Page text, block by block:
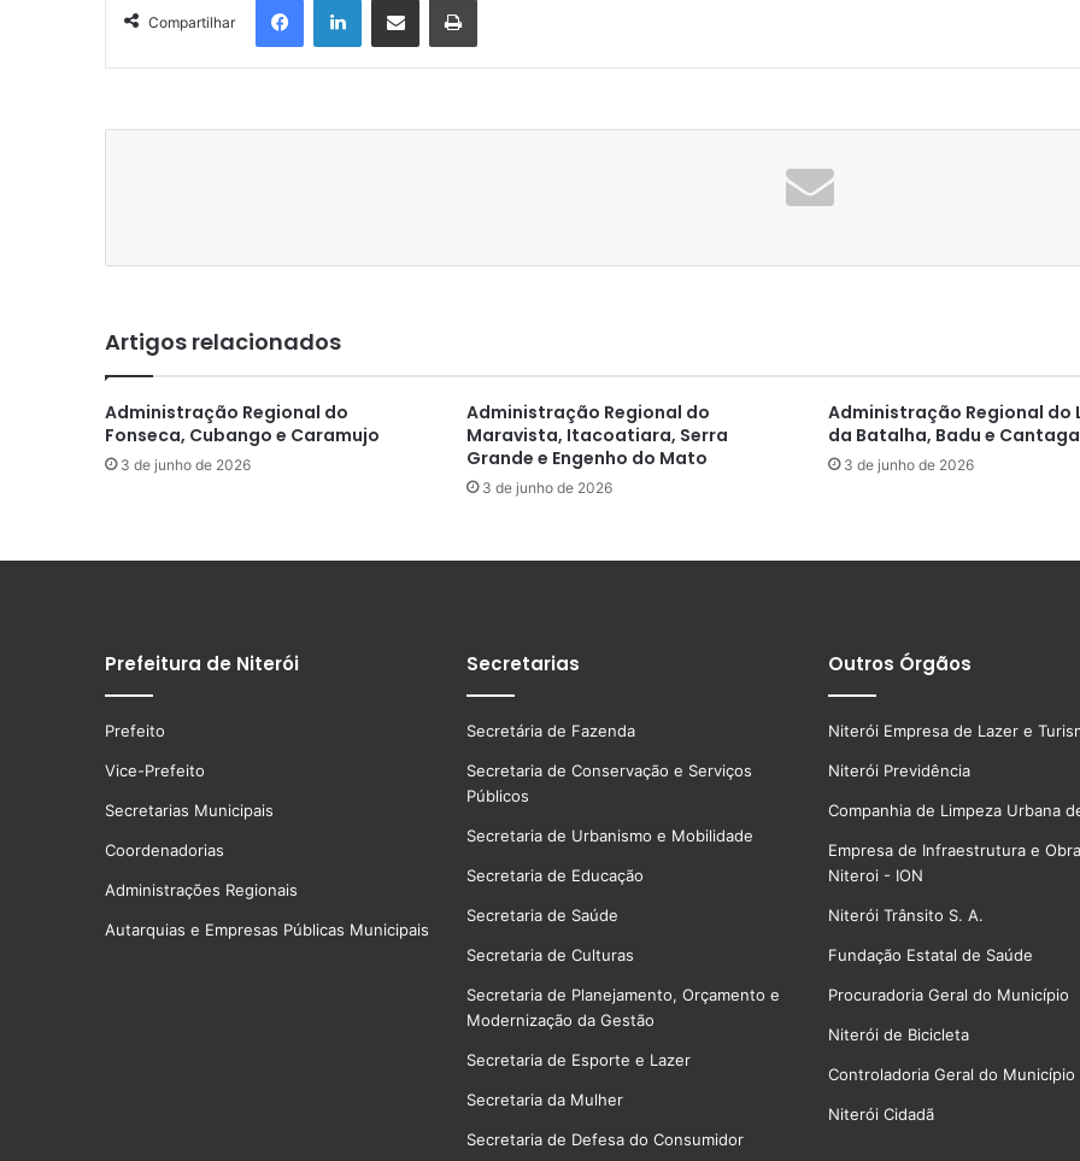
Compartilhar
Artigos relacionados
Administração Regional do
Fonseca, Cubango e Caramujo
3 de junho de 2026
Administração Regional do
Maravista, Itacoatiara, Serra
Grande e Engenho do Mato
3 de junho de 2026
Administração Regional do
da Batalha, Badu e
3 de junho de 2026
Prefeitura de Niterói
Prefeito
Vice-Prefeito
Secretarias Municipais
Coordenadorias
Administrações Regionais
Autarquias e Empresas Públicas Municipais
Secretarias
Secretária de Fazenda
Secretaria de Conservação e Serviços
Públicos
Secretaria de Urbanismo e Mobilidade
Secretaria de Educação
Secretaria de Saúde
Secretaria de Culturas
Secretaria de Planejamento, Orçamento e
Modernização da Gestão
Secretaria de Esporte e Lazer
Secretaria da Mulher
Secretaria de Defesa do Consumidor
Outros Órgãos
Niterói Empresa de Lazer e
Niterói Previdência
Companhia de Limpeza Urbana
Empresa de Infraestrutura e
Niteroi - ION
Niterói Trânsito S. A.
Fundação Estatal de Saúde
Procuradoria Geral do Município
Niterói de Bicicleta
Controladoria Geral do Município
Niterói Cidadã